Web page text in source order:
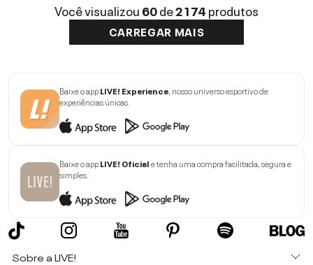
Você visualizou60de2174produtos
CARREGAR MAIS
Baixe o appLIVE! Experience , nosso universo esportivo de
experiências únicas.
Baixe o appLIVE! Oficiale tenha uma compra facilitada, segura e
simples.
Sobre a LIVE!